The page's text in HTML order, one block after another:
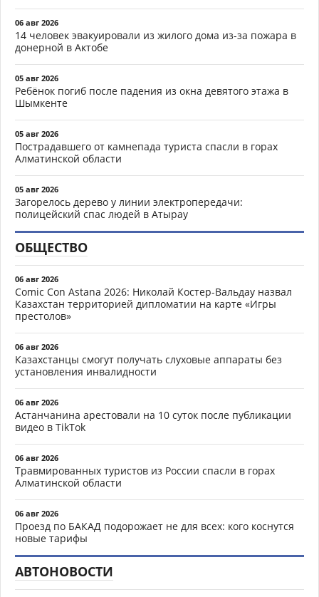
06 авг 2026
14 человек эвакуировали из жилого дома из-за пожара в
донерной в Актобе
05 авг 2026
Ребёнок погиб после падения из окна девятого этажа в
Шымкенте
05 авг 2026
Пострадавшего от камнепада туриста спасли в горах
Алматинской области
05 авг 2026
Загорелось дерево у линии электропередачи:
полицейский спас людей в Атырау
ОБЩЕСТВО
06 авг 2026
Comic Con Astana 2026: Николай Костер-Вальдау назвал
Казахстан территорией дипломатии на карте «Игры
престолов»
06 авг 2026
Казахстанцы смогут получать слуховые аппараты без
установления инвалидности
06 авг 2026
Астанчанина арестовали на 10 суток после публикации
видео в TikTok
06 авг 2026
Травмированных туристов из России спасли в горах
Алматинской области
06 авг 2026
Проезд по БАКАД подорожает не для всех: кого коснутся
новые тарифы
АВТОНОВОСТИ